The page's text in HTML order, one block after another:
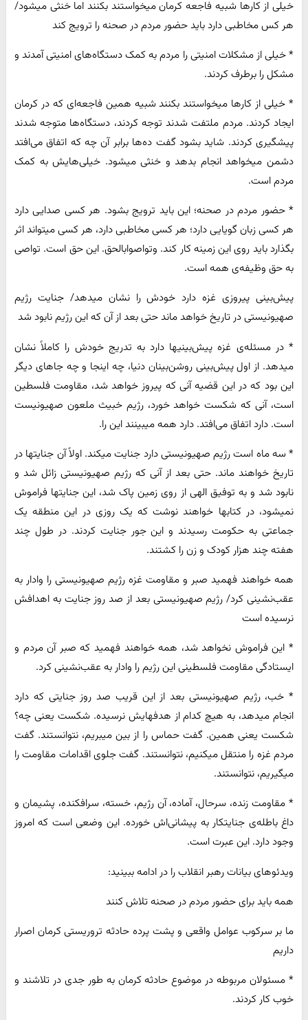
خیلی از کارها شبیه فاجعه کرمان میخواستند بکنند اما خنثی میشود/
هر کس مخاطبی دارد باید حضور مردم در صحنه را ترویج کند
* خیلی از مشکلات امنیتی را مردم به کمک دستگاه‌های امنیتی آمدند و
مشکل را برطرف کردند.
* خیلی از کارها میخواستند بکنند شبیه همین فاجعه‌ای که در کرمان
ایجاد کردند. مردم ملتفت شدند توجه کردند، دستگاه‌ها متوجه شدند
پیشگیری کردند. شاید بشود گفت ده‌ها برابر آن چه که اتفاق می‌افتد
دشمن میخواهد انجام بدهد و خنثی میشود. خیلی‌هایش به کمک
مردم است.
* حضور مردم در صحنه؛ این باید ترویج بشود. هر کسی صدایی دارد
هر کسی زبان گویایی دارد؛ هر کسی مخاطبی دارد، هر کسی میتواند اثر
بگذارد باید روی این زمینه کار کند. وتواصوابالحق. این حق است. تواصی
به حق وظیفه‌ی همه است.
پیش‌بینی پیروزی غزه دارد خودش را نشان میدهد/ جنایت رژیم
صهیونیستی در تاریخ خواهد ماند حتی بعد از آن که این رژیم نابود شد
* در مسئله‌ی غزه پیش‌بینیها دارد به تدریج خودش را کاملاً نشان
میدهد. از اول پیش‌بینی روشن‌بینان دنیا، چه اینجا و چه جاهای دیگر
این بود که در این قضیه آنی که پیروز خواهد شد، مقاومت فلسطین
است، آنی که شکست خواهد خورد، رژیم خبیث ملعون صهیونیست
است. دارد اتفاق می‌افتد. دارد همه میبینند این را.
* سه ماه است رژیم صهیونیستی دارد جنایت میکند. اولاً آن جنایتها در
تاریخ خواهند ماند. حتی بعد از آنی که رژیم صهیونیستی زائل شد و
نابود شد و به توفیق الهی از روی زمین پاک شد، این جنایتها فراموش
نمیشود، در کتابها خواهند نوشت که یک روزی در این منطقه یک
جماعتی به حکومت رسیدند و این جور جنایت کردند. در طول چند
هفته چند هزار کودک و زن را کشتند.
همه خواهند فهمید صبر و مقاومت غزه رژیم صهیونیستی را وادار به
عقب‌نشینی کرد/ رژیم صهیونیستی بعد از صد روز جنایت به اهدافش
نرسیده است
* این فراموش نخواهد شد، همه خواهند فهمید که صبر آن مردم و
ایستادگی مقاومت فلسطینی این رژیم را وادار به عقب‌نشینی کرد.
* خب، رژیم صهیونیستی بعد از این قریب صد روز جنایتی که دارد
انجام میدهد، به هیچ کدام از هدفهایش نرسیده. شکست یعنی چه؟
شکست یعنی همین. گفت حماس را از بین میبریم، نتوانستند. گفت
مردم غزه را منتقل میکنیم، نتوانستند. گفت جلوی اقدامات مقاومت را
میگیریم، نتوانستند.
* مقاومت زنده، سرحال، آماده، آن رژیم، خسته، سرافکنده، پشیمان و
داغ باطله‌ی جنایتکار به پیشانی‌اش خورده. این وضعی است که امروز
وجود دارد. این عبرت است.
ویدئوهای بیانات رهبر انقلاب را در ادامه ببینید:
همه باید برای حضور مردم در صحنه تلاش کنند
ما بر سرکوب عوامل واقعی و پشت پرده حادثه تروریستی کرمان اصرار
داریم
* مسئولان مربوطه در موضوع حادثه کرمان به طور جدی در تلاشند و
خوب کار کردند.